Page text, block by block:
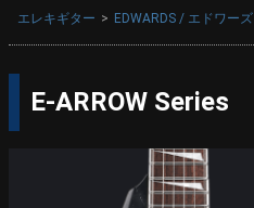
エレキギター EDWARDS / エドワーズ
E-ARROW Series